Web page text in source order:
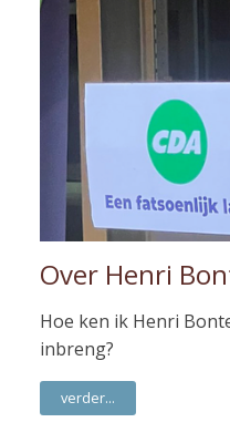
Over Henri
Hoe ken ik Henri
inbreng?
verder...